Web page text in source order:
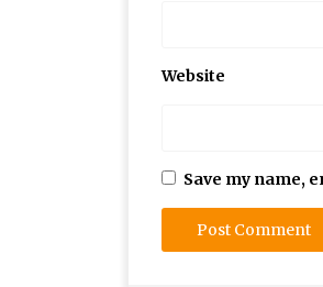
Website
Save my name,